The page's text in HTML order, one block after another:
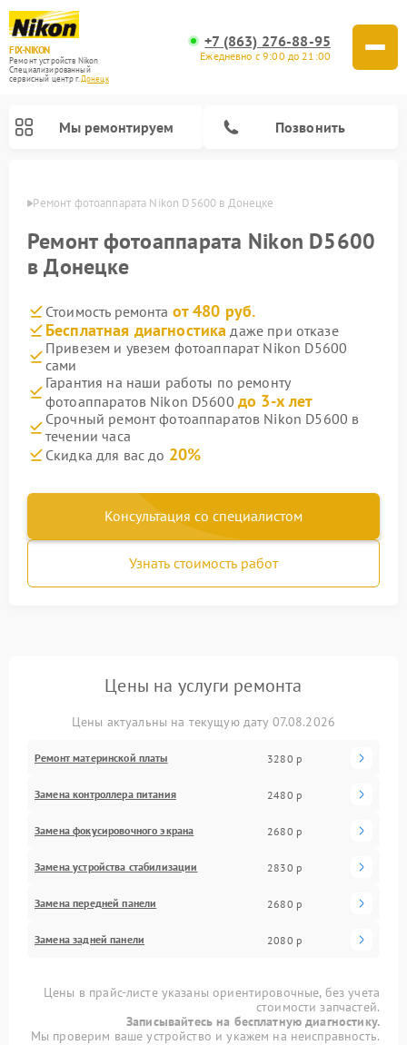
FIX-NIKON
Ремонт устройств Nikon
Специализированный
cервисный центр г.Донецк
+7 (863) 276-88-95
Ежедневно с 9:00 до 21:00
Мы ремонтируем Позвонить
Ремонт фотоаппарата Nikon D5600 в Донецке
Ремонт фотоаппарата Nikon D5600
в Донецке
Стоимость ремонта от 480 руб.
Бесплатная диагностика даже при отказе
Привезем и увезем фотоаппарат Nikon D5600
сами
Гарантия на наши работы по ремонту
фотоаппаратов Nikon D5600 до 3-х лет
Срочный ремонт фотоаппаратов Nikon D5600 в
течении часа
Скидка для вас до 20%
Консультация со специалистом
Узнать стоимость работ
Цены на услуги ремонта
Цены актуальны на текущую дату 07.08.2026
Ремонт материнской платы 3280 р
Замена контроллера питания 2480 р
Замена фокусировочного экрана 2680 р
Замена устройства стабилизации 2830 р
Замена передней панели 2680 р
Замена задней панели 2080 р
Цены в прайс-листе указаны ориентировочные, без учета
стоимости запчастей.
Записывайтесь на бесплатную диагностику.
Мы проверим ваше устройство и укажем на неисправность.